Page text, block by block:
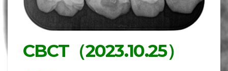
CBCT（2023.10.25）